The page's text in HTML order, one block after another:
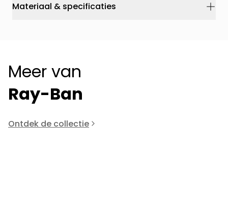
Materiaal & specificaties
Meer van
Ray-Ban
Ontdek de collectie